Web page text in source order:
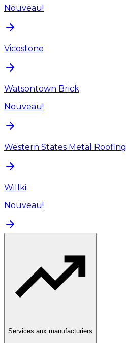
Nouveau!
Vicostone
Watsontown Brick
Nouveau!
Western States Metal Roofing
Willki
Nouveau!
Services aux manufacturiers